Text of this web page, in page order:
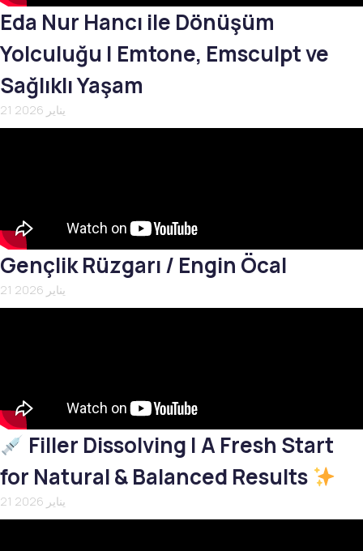
Eda Nur Hancı ile Dönüşüm
Yolculuğu | Emtone, Emsculpt ve
Sağlıklı Yaşam
21 يناير 2026
Gençlik Rüzgarı / Engin Öcal
21 يناير 2026
Filler Dissolving | A Fresh Start
for Natural & Balanced Results
21 يناير 2026